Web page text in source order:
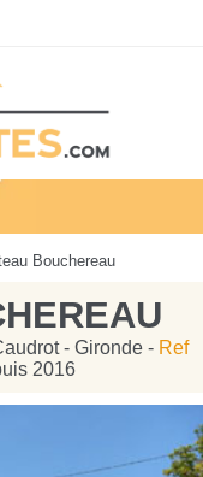
Bouchereau
- Gironde - Ref
2016